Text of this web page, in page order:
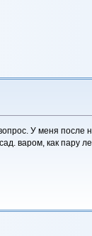
У меня
варом, как